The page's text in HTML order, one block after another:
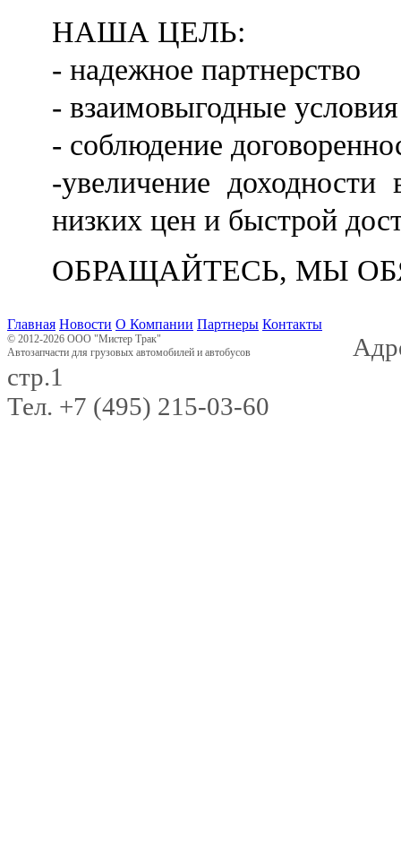
НАША ЦЕЛЬ:
- надежное партнерство
- взаимовыгодные условия
- соблюдение
-увеличение
низких цен и быстрой
ОБРАЩАЙТЕСЬ, МЫ
Главная Новости О Компании Партнеры Контакты
© 2012-2026 ООО "Мистер Трак"
Автозапчасти для грузовых автомобилей и автобусов
стр.1
Тел. +7 (495) 215-03-60